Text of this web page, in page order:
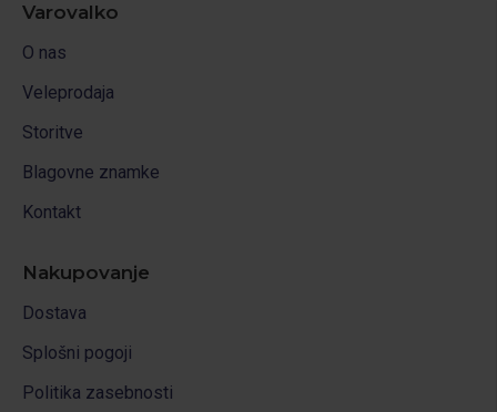
Varovalko
O nas
Veleprodaja
Storitve
Blagovne znamke
Kontakt
Nakupovanje
Dostava
Splošni pogoji
Politika zasebnosti